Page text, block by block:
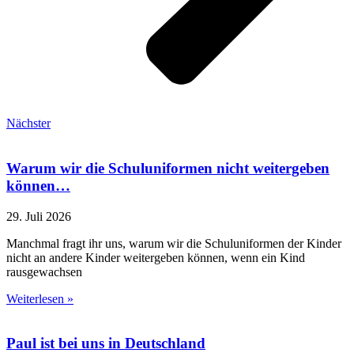
Nächster
Warum wir die Schuluniformen nicht weitergeben
können…
29. Juli 2026
Manchmal fragt ihr uns, warum wir die Schuluniformen der Kinder
nicht an andere Kinder weitergeben können, wenn ein Kind
rausgewachsen
Weiterlesen »
Paul ist bei uns in Deutschland